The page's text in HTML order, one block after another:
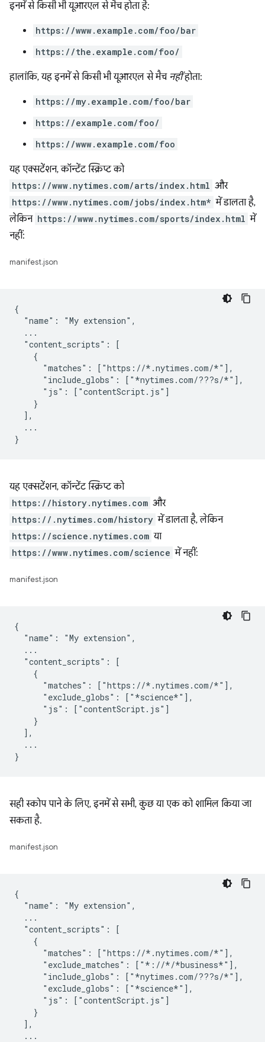
इनमें से किसी भी यूआरएल से मैच होता है:
https://www.example.com/foo/bar
https://the.example.com/foo/
हालांकि, यह इनमें से किसी भी यूआरएल से मैच नहींहोता:
https://my.example.com/foo/bar
https://example.com/foo/
https://www.example.com/foo
यह एक्सटेंशन, कॉन्टेंट स्क्रिप्ट को
https://www.nytimes.com/arts/index.html और
https://www.nytimes.com/jobs/index.htm* में डालता है,
लेकिन https://www.nytimes.com/sports/index.html में
नहीं:
manifest.json
{
  "name": "My extension",
  ...
  "content_scripts": [
    {
      "matches": ["https://*.nytimes.com/*"],
      "include_globs": ["*nytimes.com/???s/*"],
      "js": ["contentScript.js"]
    }
  ],
  ...
यह एक्सटेंशन, कॉन्टेंट स्क्रिप्ट को
https://history.nytimes.com और
https://.nytimes.com/history में डालता है, लेकिन
https://science.nytimes.com या
https://www.nytimes.com/science में नहीं:
manifest.json
{
  "name": "My extension",
  ...
  "content_scripts": [
    {
      "matches": ["https://*.nytimes.com/*"],
      "exclude_globs": ["*science*"],
      "js": ["contentScript.js"]
    }
  ],
  ...
सही स्कोप पाने के लिए, इनमें से सभी, कुछ या एक को शामिल किया जा
सकता है.
manifest.json
{
  "name": "My extension",
  ...
  "content_scripts": [
    {
      "matches": ["https://*.nytimes.com/*"],
      "exclude_matches": ["*://*/*business*"],
      "include_globs": ["*nytimes.com/???s/*"],
      "exclude_globs": ["*science*"],
      "js": ["contentScript.js"]
    }
  ],
  ...